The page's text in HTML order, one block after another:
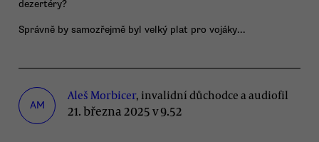
dezertéry?
Správně by samozřejmě byl velký plat pro vojáky...
AM
Aleš Morbicer, invalidní důchodce a audiofil
21. března 2025 v 9.52